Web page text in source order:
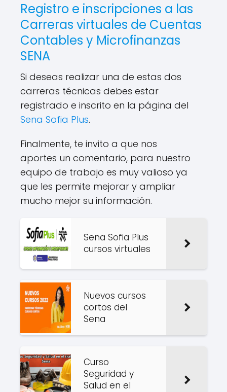
Registro e inscripciones a las
Carreras virtuales de Cuentas
Contables y Microfinanzas
SENA
Si deseas realizar una de estas dos
carreras técnicas debes estar
registrado e inscrito en la página del
Sena Sofia Plus.
Finalmente, te invito a que nos
aportes un comentario, para nuestro
equipo de trabajo es muy valioso ya
que les permite mejorar y ampliar
mucho mejor su información.
Sena Sofia Plus
cursos virtuales
Nuevos cursos
cortos del
Sena
Curso
Seguridad y
Salud en el